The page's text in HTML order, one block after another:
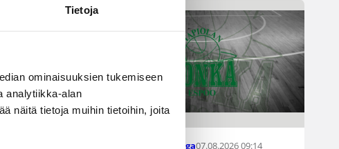
Tietoja
ominaisuuksien tukemiseen
analytiikka-alan
näitä tietoja muihin tietoihin, joita
Naisten Korisliiga07.08.2026 09:14